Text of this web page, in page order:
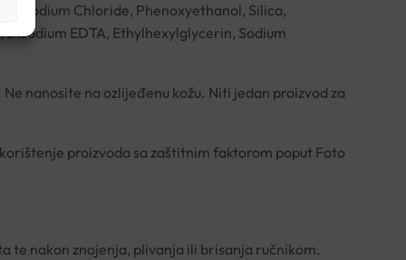
Sodium Chloride, Phenoxyethanol, Silica,
EDTA, Ethylhexylglycerin, Sodium
nanosite na ozlijeđenu kožu. Niti jedan proizvod za
proizvoda sa zaštitnim faktorom poput Foto
te nakon znojenja, plivanja ili brisanja ručnikom.